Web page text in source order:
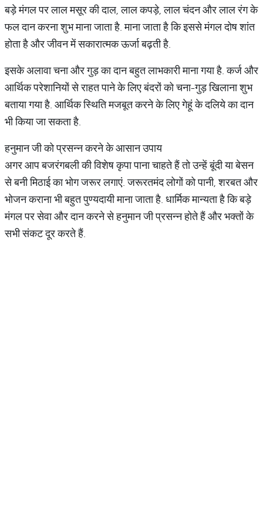
बड़े मंगल पर लाल मसूर की दाल, लाल कपड़े, लाल चंदन और लाल रंग के
फल दान करना शुभ माना जाता है. माना जाता है कि इससे मंगल दोष शांत
होता है और जीवन में सकारात्मक ऊर्जा बढ़ती है.
इसके अलावा चना और गुड़ का दान बहुत लाभकारी माना गया है. कर्ज और
आर्थिक परेशानियों से राहत पाने के लिए बंदरों को चना-गुड़ खिलाना शुभ
बताया गया है. आर्थिक स्थिति मजबूत करने के लिए गेहूं के दलिये का दान
भी किया जा सकता है.
हनुमान जी को प्रसन्न करने के आसान उपाय
अगर आप बजरंगबली की विशेष कृपा पाना चाहते हैं तो उन्हें बूंदी या बेसन
से बनी मिठाई का भोग जरूर लगाएं. जरूरतमंद लोगों को पानी, शरबत और
भोजन कराना भी बहुत पुण्यदायी माना जाता है. धार्मिक मान्यता है कि बड़े
मंगल पर सेवा और दान करने से हनुमान जी प्रसन्न होते हैं और भक्तों के
सभी संकट दूर करते हैं.